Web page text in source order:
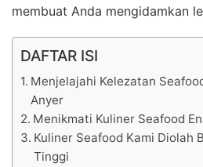
membuat Anda mengidamkan
DAFTAR ISI
Menjelajahi Kelezatan
Anyer
Menikmati Kuliner Seafood
Kuliner Seafood Kami Diolah
Tinggi